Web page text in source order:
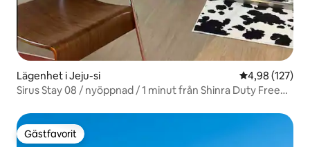
Lägenhet i Jeju-si 4,98 av 5 i
4,98 (127)
Sirus Stay 08 / nyöppnad / 1 minut från Shinra Duty Free
långtidsvistelse / bo en månad
Gästfavorit
Gästfavorit